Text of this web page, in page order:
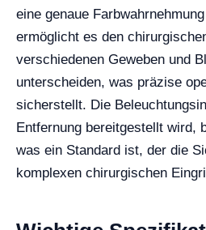
eine genaue
ermöglicht es den
verschiedenen Geweben und
unterscheiden, was präzise
sicherstellt. Die
Entfernung bereitgestellt wird,
was ein Standard ist, der die
komplexen chirurgischen